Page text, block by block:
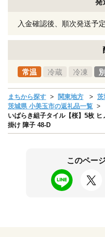
入金確認後、順次発送予
常温 冷蔵 冷凍
まちから探す 関東地方
茨
茨城県 小美玉市の返礼品一覧
いばらき組子タイル【桜】5枚
掛け 障子 48-D
このペー